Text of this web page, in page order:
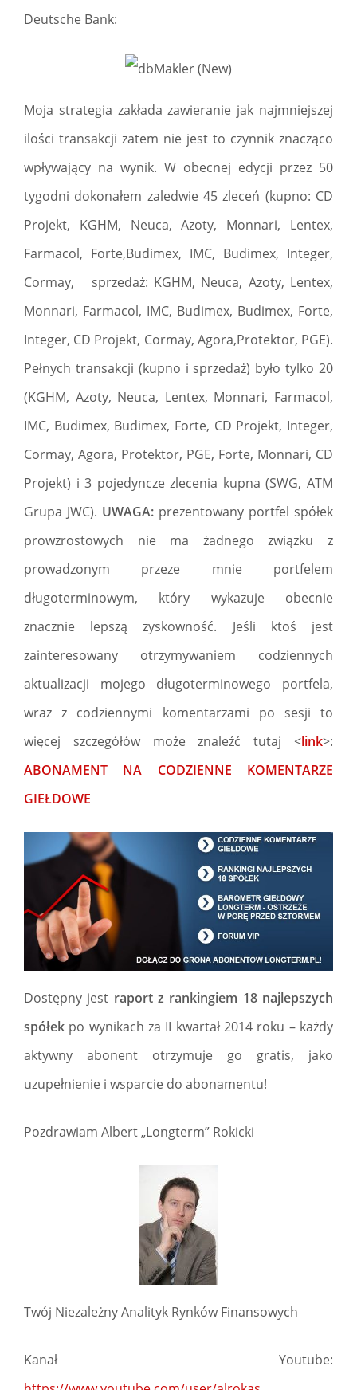
Deutsche Bank:
Moja strategia zakłada zawieranie jak najmniejszej
ilości transakcji zatem nie jest to czynnik znacząco
wpływający na wynik. W obecnej edycji przez 50
tygodni dokonałem zaledwie 45 zleceń (kupno: CD
Projekt, KGHM, Neuca, Azoty, Monnari, Lentex,
Farmacol, Forte,Budimex, IMC, Budimex, Integer,
Cormay, sprzedaż: KGHM, Neuca, Azoty, Lentex,
Monnari, Farmacol, IMC, Budimex, Budimex, Forte,
Integer, CD Projekt, Cormay, Agora,Protektor, PGE).
Pełnych transakcji (kupno i sprzedaż) było tylko 20
(KGHM, Azoty, Neuca, Lentex, Monnari, Farmacol,
IMC, Budimex, Budimex, Forte, CD Projekt, Integer,
Cormay, Agora, Protektor, PGE, Forte, Monnari, CD
Projekt) i 3 pojedyncze zlecenia kupna (SWG, ATM
Grupa JWC). UWAGA: prezentowany portfel spółek
prowzrostowych nie ma żadnego związku z
prowadzonym przeze mnie portfelem
długoterminowym, który wykazuje obecnie
znacznie lepszą zyskowność. Jeśli ktoś jest
zainteresowany otrzymywaniem codziennych
aktualizacji mojego długoterminowego portfela,
wraz z codziennymi komentarzami po sesji to
więcej szczegółów może znaleźć tutaj <link>:
ABONAMENT NA CODZIENNE KOMENTARZE
GIEŁDOWE
Dostępny jest raport z rankingiem 18 najlepszych
spółek po wynikach za II kwartał 2014 roku – każdy
aktywny abonent otrzymuje go gratis, jako
uzupełnienie i wsparcie do abonamentu!
Pozdrawiam Albert „Longterm” Rokicki
Twój Niezależny Analityk Rynków Finansowych
Kanał Youtube: